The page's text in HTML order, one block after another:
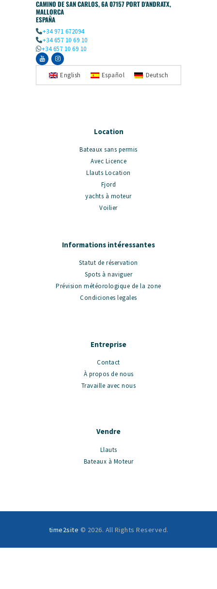
CAMINO DE SAN CARLOS, 6A 07157 PORT D'ANDRATX,
MALLORCA
ESPAÑA
+34 971 672094
+34 657 10 69 10
+34 657 10 69 10
English Español Deutsch
Location
Bateaux sans permis
Avec Licence
Llauts Location
Fjord
yachts à moteur
Voilier
Informations intéressantes
Statut de réservation
Spots à naviguer
Prévision météorologique de la zone
Condiciones legales
Entreprise
Contact
À propos de nous
Travaille avec nous
Vendre
Llauts
Bateaux à Moteur
time2site © 2026. All Rights Reserved.